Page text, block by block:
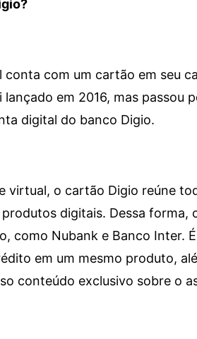
conta com um cartão em seu
em 2016, mas passou
digital do banco Digio.
virtual, o cartão Digio reúne
digitais. Dessa forma,
como Nubank e Banco Inter.
em um mesmo produto,
conteúdo exclusivo sobre o